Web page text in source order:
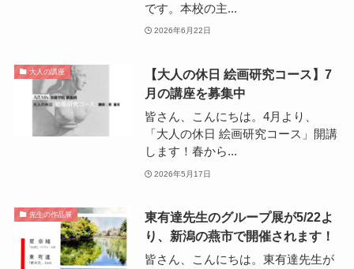
です。本校の主...
2026年6月22日
大人の講座
【大人の休日 絵画研究コース】7
月の講座を募集中
皆さん、こんにちは。4月より、
「大人の休日 絵画研究コース」開講
します！春から...
2026年5月17日
先生の作品展
東有達先生のグループ展が5/22よ
り、新潟の燕市で開催されます！
皆さん、こんにちは。東有達先生が